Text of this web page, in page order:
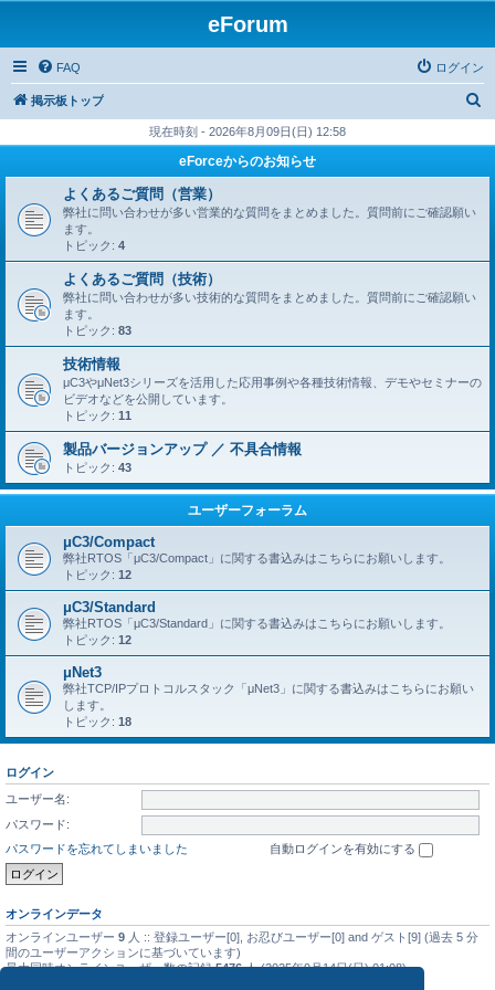
eForum
FAQ ログイン
掲示板トップ
現在時刻 - 2026年8月09日(日) 12:58
eForceからのお知らせ
よくあるご質問（営業）
弊社に問い合わせが多い営業的な質問をまとめました。質問前にご確認願い
ます。
トピック: 4
よくあるご質問（技術）
弊社に問い合わせが多い技術的な質問をまとめました。質問前にご確認願い
ます。
トピック: 83
技術情報
μC3やμNet3シリーズを活用した応用事例や各種技術情報、デモやセミナーの
ビデオなどを公開しています。
トピック: 11
製品バージョンアップ ／ 不具合情報
トピック: 43
ユーザーフォーラム
μC3/Compact
弊社RTOS「μC3/Compact」に関する書込みはこちらにお願いします。
トピック: 12
μC3/Standard
弊社RTOS「μC3/Standard」に関する書込みはこちらにお願いします。
トピック: 12
μNet3
弊社TCP/IPプロトコルスタック「μNet3」に関する書込みはこちらにお願い
します。
トピック: 18
ログイン
ユーザー名:
パスワード:
パスワードを忘れてしまいました
自動ログインを有効にする
オンラインデータ
オンラインユーザー 9 人 :: 登録ユーザー[0], お忍びユーザー[0] and ゲスト[9] (過去 5 分
間のユーザーアクションに基づいています)
最大同時オンラインユーザー数の記録5476人 (2025年9月14日(日) 01:08)